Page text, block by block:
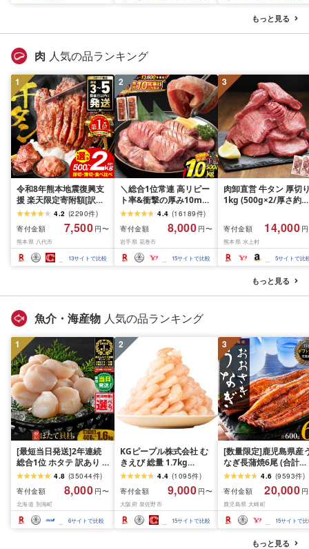
もっと見る
肉 人気の品ランキング
1
令和8年熊本地震復興支
援 楽天限定寄附額[訳あ
り]牛タン 500g〜2kg 肉
牛肉 訳あり 牛タン 冷凍
小分け 厚切り 薄切り 食
べ比べ 500g 1kg 1.5kg
2kg 牛 人気 ビーフ 牛た
ん ふるさと納税 ランキ
4.2 (2290件)
寄付金額
7,500 円〜
熊本県 八代市
13サイトで比較
2
＼総合1位常連 高リピー
ト率&衝撃の厚み10mm
厚切り牛タン 塩味/ ≪ス
ピード発送!!10営業日以
内発送≫ 選べる内容量
500g / 1kg 定期便 毎月
届く 牛肉 肉 BBQ ふるさ
と 人気 ランキング 岩手
4.4 (16189件)
寄付金額
8,000 円〜
岩手県 花巻市
15サイトで比較
3
肉卸直営 牛タン 厚切
1kg (500g×2/厚さ約
牛肉 焼肉 冷凍 スライ
業務用 バーベキュー
BBQ おつまみ ギフト
祝い お中元 夏ギフト
寄付金額 14,000
熊本県 水上村
5サイトで比
もっと見る
魚介・海産物 人気の品ランキング
1
[最短当日発送]2年連続
総合1位 ホタテ 訳あり (
ふるさと納税 ほたて ふ
るさと納税 訳あり 帆立
ふるさと わけあり ホタ
テ貝柱 貝 人気 不揃い 刺
身 規格外 魚介 ランキン
グ 海鮮 冷凍 発送時期が
4.8 (35044件)
寄付金額
8,000 円〜
北海道 別海町
6サイトで比較
2
KGピープル株式会社 む
きえび 総量 1.7kg
(850g×2P) 特大 5Lサイ
ズ バナメイエビ バラ凍
結 下処理不要 サイズ不
揃い 訳あり
4.4 (1095件)
寄付金額
9,000 円〜
大阪府 泉佐野市
15サイトで比較
3
[数量限定]鹿児島県産
なぎ長蒲焼6尾 (合計
600g以上)4.6 (9593件)
寄付金額
20,000
鹿児島県 大崎町
15サイトで
もっと見る